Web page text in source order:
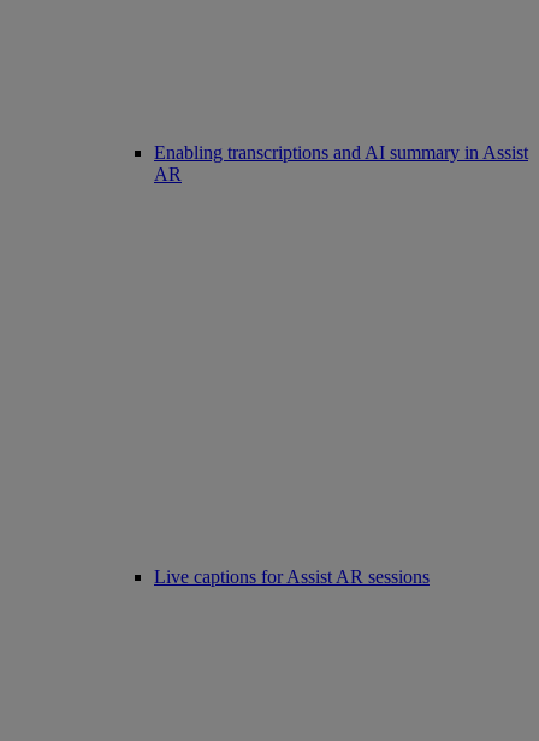
Enabling transcriptions and AI summary in Assist
AR
Live captions for Assist AR sessions